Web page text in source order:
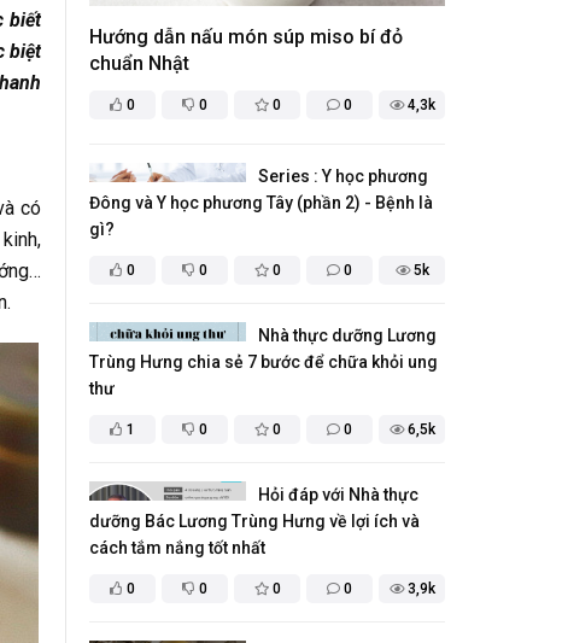
biết
biệt
có
0 0 0 0 4,3k
Hướng dẫn nấu món súp miso bí đỏ
chuẩn Nhật
0 0 0 0 5k
Series : Y học phương
Đông và Y học phương Tây (phần 2) - Bệnh là
gì?
1 0 0 0 6,5k
Nhà thực dưỡng Lương
Trùng Hưng chia sẻ 7 bước để chữa khỏi ung
thư
0 0 0 0 3,9k
Hỏi đáp với Nhà thực
dưỡng Bác Lương Trùng Hưng về lợi ích và
cách tắm nắng tốt nhất